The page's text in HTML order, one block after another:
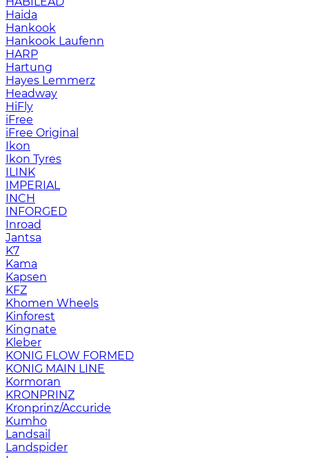
Haida
Hankook
Hankook Laufenn
HARP
Hartung
Hayes Lemmerz
Headway
HiFly
iFree
iFree Original
Ikon
Ikon Tyres
ILINK
IMPERIAL
INCH
INFORGED
Inroad
Jantsa
K7
Kama
Kapsen
KFZ
Khomen Wheels
Kinforest
Kingnate
Kleber
KONIG FLOW FORMED
KONIG MAIN LINE
Kormoran
KRONPRINZ
Kronprinz/Accuride
Kumho
Landsail
Landspider